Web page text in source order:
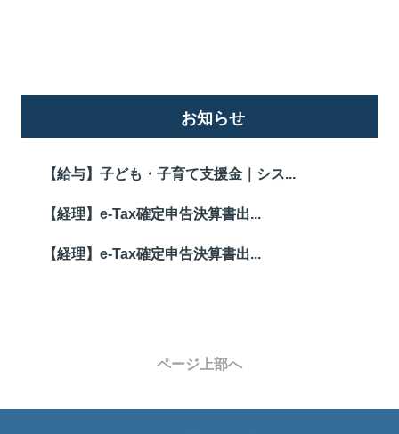
お知らせ
【給与】子ども・子育て支援金｜シス...
【経理】e-Tax確定申告決算書出...
【経理】e-Tax確定申告決算書出...
ページ上部へ